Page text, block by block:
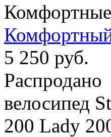
5 250 руб.
Распродано
велосипед
200 Lady